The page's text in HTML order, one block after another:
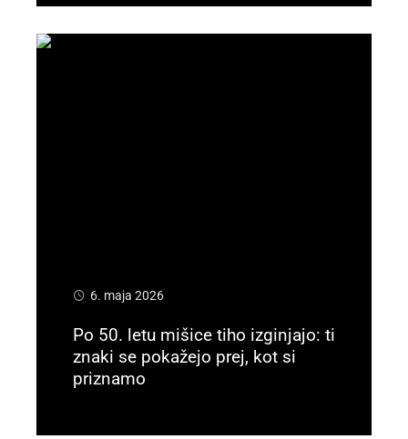
6. maja 2026
Po 50. letu mišice tiho izginjajo: ti
znaki se pokažejo prej, kot si
priznamo